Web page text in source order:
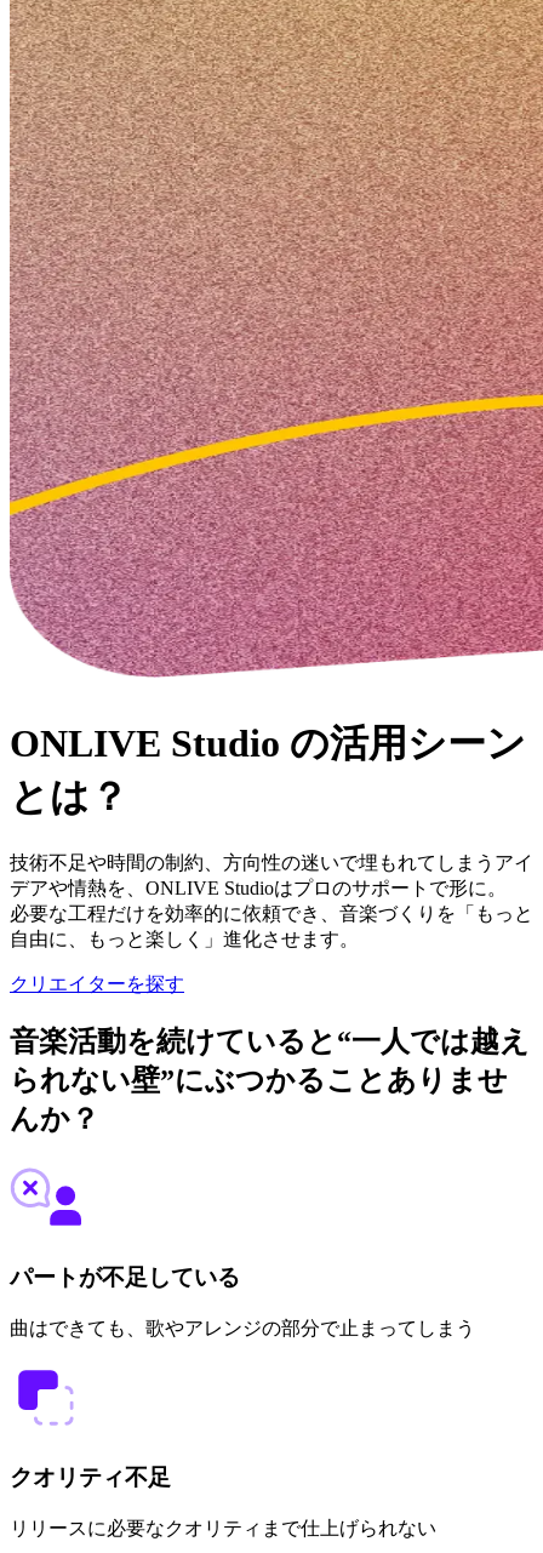
ONLIVE Studio の活用シーン
とは？
技術不足や時間の制約、方向性の迷いで埋もれてしまうアイ
デアや情熱を、ONLIVE Studioはプロのサポートで形に。
必要な工程だけを効率的に依頼でき、音楽づくりを「もっと
自由に、もっと楽しく」進化させます。
クリエイターを探す
音楽活動を続けていると “一人では越え
られない壁”にぶつかることありませ
んか？
パートが不足している
曲はできても、歌やアレンジの部分で止まってしまう
クオリティ不足
リリースに必要なクオリティまで仕上げられない